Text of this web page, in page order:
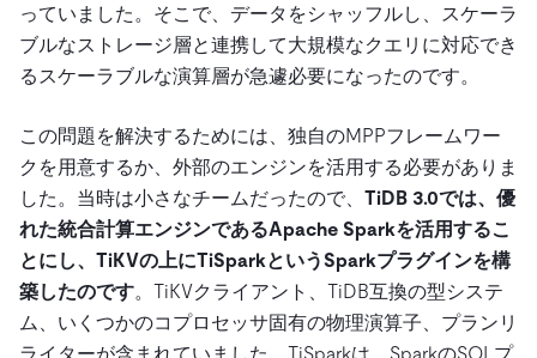
っていました。そこで、データをシャッフルし、スケーラ
ブルなストレージ層と連携して大規模なクエリに対応でき
るスケーラブルな演算層が急遽必要になったのです。
この問題を解決するためには、独自のMPPフレームワー
クを用意するか、外部のエンジンを活用する必要がありま
した。当時は小さなチームだったので、 TiDB 3.0では、優
れた統合計算エンジンであるApache Sparkを活用するこ
とにし、TiKVの上にTiSparkというSparkプラグインを構
築したのです。TiKVクライアント、TiDB互換の型システ
ム、いくつかのコプロセッサ固有の物理演算子、プランリ
ライターが含まれていました。TiSparkは、SparkのSQLプ